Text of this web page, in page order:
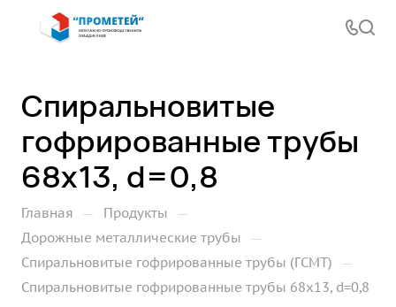
Спиральновитые
гофрированные трубы
68х13, d=0,8
Главная — Продукты —
Дорожные металлические трубы —
Спиральновитые гофрированные трубы (ГСМТ) —
Спиральновитые гофрированные трубы 68х13, d=0,8